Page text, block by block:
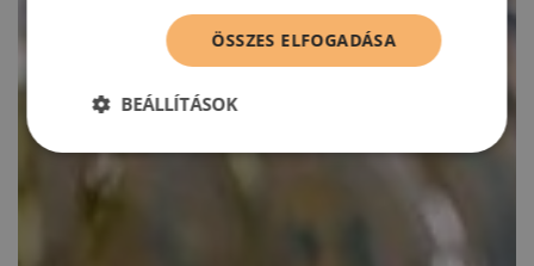
ÖSSZES ELFOGADÁSA
BEÁLLÍTÁSOK